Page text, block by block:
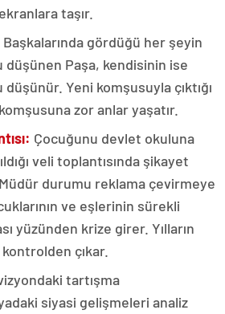
taşır.
Başkalarında gördüğü her şeyin
düşünen Paşa, kendisinin ise
Yeni komşusuyla çıktığı
zor anlar yaşatır.
Çocuğunu devlet okuluna
veli toplantısında şikayet
durumu reklama çevirmeye
ve eşlerinin sürekli
yüzünden krize girer. Yılların
kontrolden çıkar.
tartışma
siyasi gelişmeleri analiz